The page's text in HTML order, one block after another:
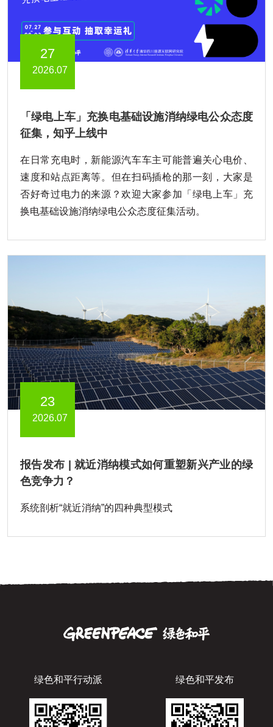
27
2026.07
「绿电上车」充换电基础设施消纳绿电公众态度
征集，知乎上线中
在日常充电时，新能源汽车车主可能普遍关心电价、
速度和站点距离等。但在扫码插枪的那一刻，大家是
否好奇过电力的来源？欢迎大家参加「绿电上车」充
换电基础设施消纳绿电公众态度征集活动。
23
2026.07
报告发布 | 就近消纳模式如何重塑新兴产业的绿
色竞争力？
系统剖析“就近消纳”的四种典型模式
绿色和平行动派 绿色和平发布